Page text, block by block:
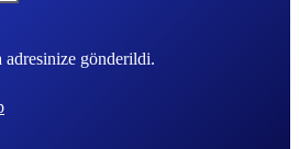
adresinize gönderildi.